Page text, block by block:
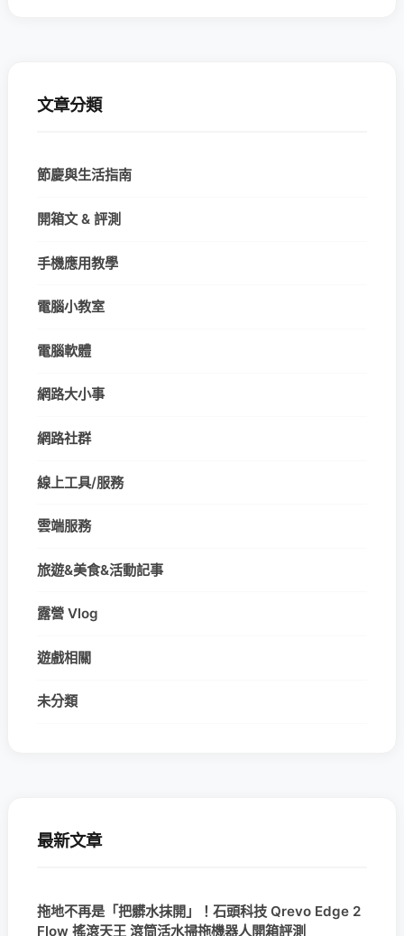
文章分類
節慶與生活指南
開箱文 & 評測
手機應用教學
電腦小教室
電腦軟體
網路大小事
網路社群
線上工具/服務
雲端服務
旅遊&美食&活動記事
露營 Vlog
遊戲相關
未分類
最新文章
拖地不再是「把髒水抹開」！石頭科技 Qrevo Edge 2
Flow 搖滾天王 滾筒活水掃拖機器人開箱評測